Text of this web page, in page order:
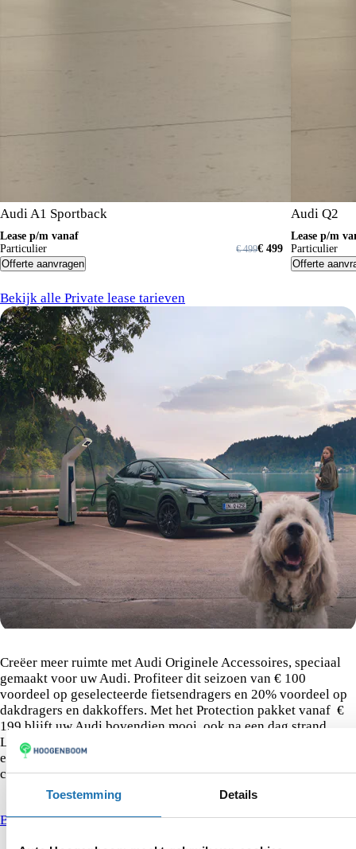
Toestemming Details
Audi A1 Sportback
Lease p/m vanaf
Particulier
€ 499
€ 499
Offerte aanvragen
Audi Q2
Lease p/m
Particulier
Offerte
Bekijk alle Private lease tarieven
Creëer meer ruimte met Audi Originele Accessoires, speciaal
gemaakt voor uw Audi. Profiteer dit seizoen van € 100
voordeel op geselecteerde fietsendragers en 20% voordeel op
dakdragers en dakkoffers. Met het Protection pakket vanaf €
199 blijft uw Audi bovendien mooi, ook na een dag strand.
Last van pollen? Plan uw airco onderhoud nu vanaf € 149 en
ervaar elke rit opnieuw de verademing. Vraag ons naar het
complete aanbod voor uw Audi.
Bekijk alle zomeracties